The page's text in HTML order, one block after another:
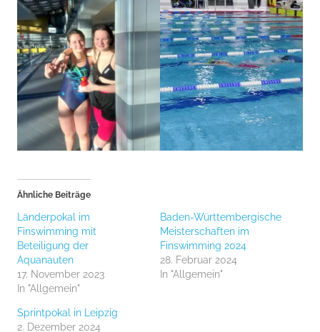
Ähnliche Beiträge
Länderpokal im
Finswimming mit
Beteiligung der
Aquanauten
17. November 2023
In "Allgemein"
Baden-Württembergische
Meisterschaften im
Finswimming 2024
28. Februar 2024
In "Allgemein"
Sprintpokal in Leipzig
2. Dezember 2024